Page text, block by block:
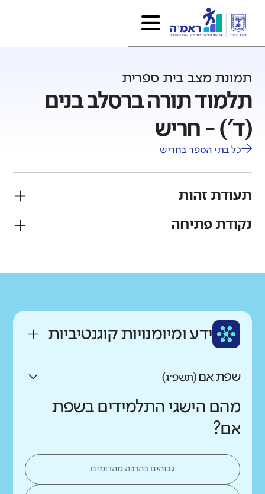
תמונת מצב בית ספרית
תלמוד תורה ברסלב בנים
(ד') - חריש
כל בתי הספר בחריש
תעודת זהות
פיקוח
עברית צעיר
נקודת פתיחה
רקע חברתי כלכלי
נמוך ידע ומיומנויות קוגנטיביות
שפת אם(תשפ״ג)
מהם הישגי התלמידים בשפת
אם?
גבוהים בהרבה מהדומים